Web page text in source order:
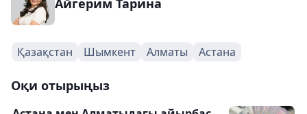
Айгерим Тарина
Қазақстан Шымкент Алматы Астана
Оқи отырыңыз